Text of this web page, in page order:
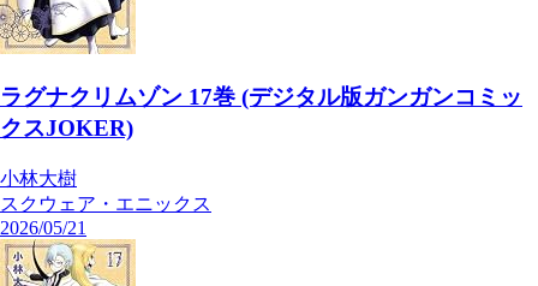
ラグナクリムゾン 17巻 (デジタル版ガンガンコミッ
クスJOKER)
小林大樹
スクウェア・エニックス
2026/05/21